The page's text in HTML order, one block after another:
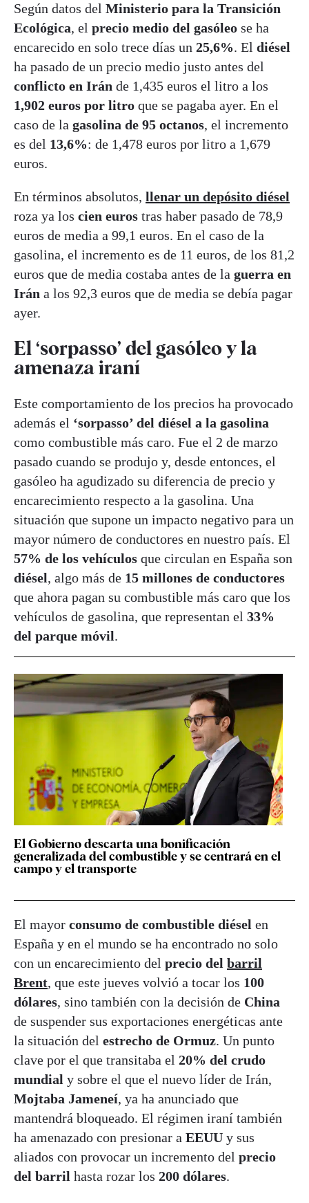
Según datos del Ministerio para la Transición
Ecológica, el precio medio del gasóleo se ha
encarecido en solo trece días un 25,6%. El diésel
ha pasado de un precio medio justo antes del
conflicto en Irán de 1,435 euros el litro a los
1,902 euros por litro que se pagaba ayer. En el
caso de la gasolina de 95 octanos, el incremento
es del 13,6%: de 1,478 euros por litro a 1,679
euros.
En términos absolutos, llenar un depósito diésel
roza ya los cien euros tras haber pasado de 78,9
euros de media a 99,1 euros. En el caso de la
gasolina, el incremento es de 11 euros, de los 81,2
euros que de media costaba antes de la guerra en
Irán a los 92,3 euros que de media se debía pagar
ayer.
El ‘sorpasso’ del gasóleo y la
amenaza iraní
Este comportamiento de los precios ha provocado
además el ‘sorpasso’ del diésel a la gasolina
como combustible más caro. Fue el 2 de marzo
pasado cuando se produjo y, desde entonces, el
gasóleo ha agudizado su diferencia de precio y
encarecimiento respecto a la gasolina. Una
situación que supone un impacto negativo para un
mayor número de conductores en nuestro país. El
57% de los vehículos que circulan en España son
diésel, algo más de 15 millones de conductores
que ahora pagan su combustible más caro que los
vehículos de gasolina, que representan el 33%
del parque móvil.
El Gobierno descarta una bonificación
generalizada del combustible y se centrará en el
campo y el transporte
El mayor consumo de combustible diésel en
España y en el mundo se ha encontrado no solo
con un encarecimiento del precio del barril
Brent, que este jueves volvió a tocar los 100
dólares, sino también con la decisión de China
de suspender sus exportaciones energéticas ante
la situación del estrecho de Ormuz. Un punto
clave por el que transitaba el 20% del crudo
mundial y sobre el que el nuevo líder de Irán,
Mojtaba Jameneí, ya ha anunciado que
mantendrá bloqueado. El régimen iraní también
ha amenazado con presionar a EEUU y sus
aliados con provocar un incremento del precio
del barril hasta rozar los 200 dólares.